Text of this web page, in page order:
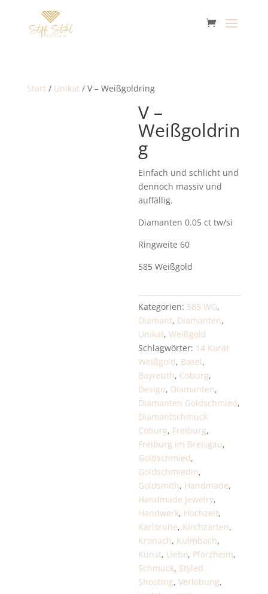
Start/ Unikat/ V – Weißgoldring
V –
Weißgoldrin
g
Einfach und schlicht und
dennoch massiv und
auffällig.
Diamanten 0.05 ct tw/si
Ringweite 60
585 Weißgold
Kategorien: 585 WG,
Diamant, Diamanten,
Unikat,Weißgold
Schlagwörter: 14 Karat
Weißgold, Basel,
Bayreuth, Coburg,
Design, Diamanten,
Diamanten Goldschmied,
Diamantschmuck
Coburg, Freiburg,
Freiburg im Breisgau,
Goldschmied,
Goldschmiedin,
Goldsmith, Handmade,
Handmade Jewelry,
Handwerk, Hochzeit,
Karlsruhe, Kirchzarten,
Kronach, Kulmbach,
Kunst, Liebe, Pforzheim,
Schmuck, Styled
Shooting,Verlobung,